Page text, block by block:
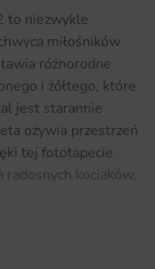
to niezwykle
miłośników
różnorodne
i żółtego, które
jest starannie
ożywia przestrzeń
tej fototapecie
kociaków,